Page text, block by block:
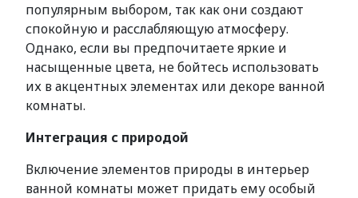
популярным выбором, так как они создают
спокойную и расслабляющую атмосферу.
Однако, если вы предпочитаете яркие и
насыщенные цвета, не бойтесь использовать
их в акцентных элементах или декоре ванной
комнаты.
Интеграция с природой
Включение элементов природы в интерьер
ванной комнаты может придать ему особый